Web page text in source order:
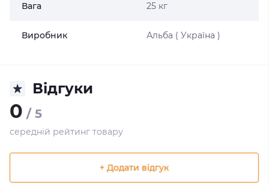
Вага 25 кг
Виробник Альба ( Україна )
Відгуки
0 / 5
середній рейтинг товару
+ Додати відгук